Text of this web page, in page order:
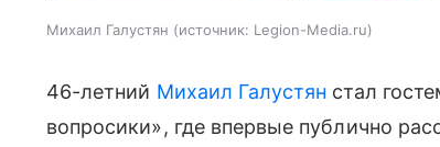
Михаил Галустян источник: Legion-Media.ru
46-летний Михаил Галустян стал
вопросики», где впервые публично